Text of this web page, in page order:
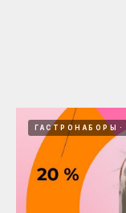
ГАСТРОНАБОРЫ